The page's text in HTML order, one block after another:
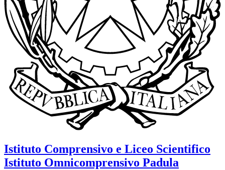
Istituto Comprensivo e Liceo Scientifico
Istituto Omnicomprensivo Padula